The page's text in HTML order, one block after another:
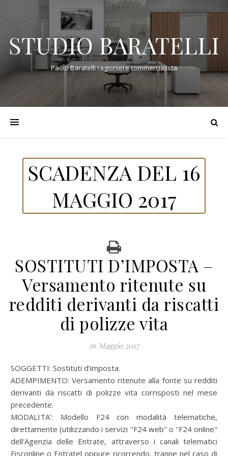
STUDIO BARATELLI
Paolo Baratelli ragioniere commercialista
SCADENZA DEL 16
MAGGIO 2017
SOSTITUTI D’IMPOSTA –
Versamento ritenute su
redditi derivanti da riscatti
di polizze vita
16 Maggio 2017
SOGGETTI: Sostituti d’imposta.
ADEMPIMENTO: Versamento ritenute alla fonte su redditi
derivanti da riscatti di polizze vita corrisposti nel mese
precedente.
MODALITA’: Modello F24 con modalità telematiche,
direttamente (utilizzando i servizi "F24 web" o "F24 online"
dell'Agenzia delle Entrate, attraverso i canali telematici
Fisconline o Entratel oppure ricorrendo, tranne nel caso di